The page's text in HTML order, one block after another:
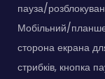
пауза/
Мобільний/
сторона екрана
стрибків, кнопка